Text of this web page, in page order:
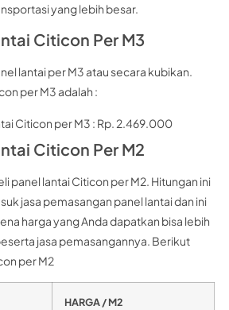
yang lebih besar.
Citicon Per M3
lantai per M3 atau secara kubikan.
per M3 adalah :
Citicon per M3 : Rp. 2.469.000
Citicon Per M2
panel lantai Citicon per M2. Hitungan ini
jasa pemasangan panel lantai dan ini
harga yang Anda dapatkan bisa lebih
jasa pemasangannya. Berikut
per M2
HARGA / M2